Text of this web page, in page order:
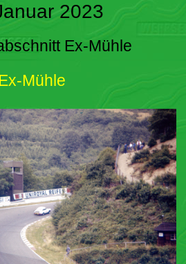
2023
Ex-Mühle
Ex-Mühle